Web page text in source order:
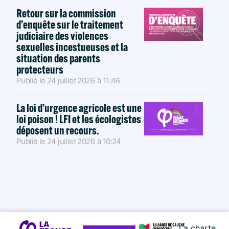
Retour sur la commission
d’enquête sur le traitement
judiciaire des violences
sexuelles incestueuses et la
situation des parents
protecteurs
Publié le 24 juillet 2026 à 11:46
La loi d’urgence agricole est une
loi poison ! LFI et les écologistes
déposent un recours.
Publié le 24 juillet 2026 à 10:24